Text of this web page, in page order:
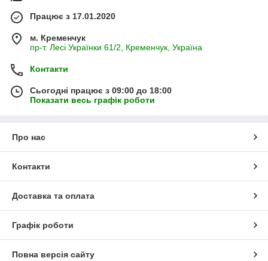
Працює з 17.01.2020
м. Кременчук
пр-т. Лесі Українки 61/2, Кременчук, Україна
Контакти
Сьогодні працює з 09:00 до 18:00
Показати весь графік роботи
Про нас
Контакти
Доставка та оплата
Графік роботи
Повна версія сайту